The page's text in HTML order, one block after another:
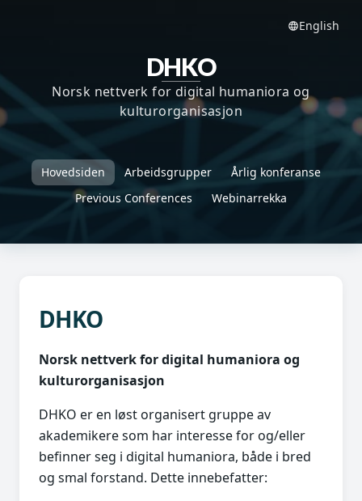
English
DHKO
Norsk nettverk for digital humaniora og
kulturorganisasjon
Hovedsiden Arbeidsgrupper
Årlig konferanse
Previous Conferences
Webinarrekka
DHKO
Norsk nettverk for digital humaniora og
kulturorganisasjon
DHKO er en løst organisert gruppe av
akademikere som har interesse for og/eller
befinner seg i digital humaniora, både i bred
og smal forstand. Dette innebefatter: